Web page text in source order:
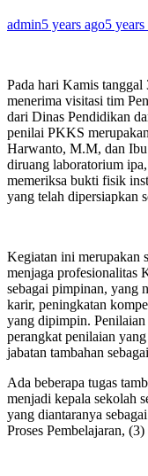
admin5 years ago5 years
Pada hari Kamis
menerima visitasi tim
dari Dinas Pendidikan
penilai PKKS
Harwanto, M.M, dan
diruang laboratorium
memeriksa bukti fisik
yang telah dipersiapkan
Kegiatan ini merupakan
menjaga profesionalitas
sebagai pimpinan, yang
karir, peningkatan
yang dipimpin.
perangkat penilaian
jabatan tambahan
Ada beberapa tugas
menjadi kepala sekolah
yang diantaranya
Proses Pembelajaran,